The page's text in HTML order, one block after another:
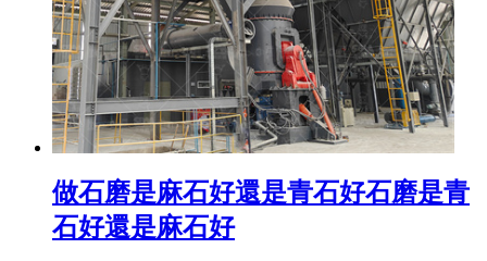
做石磨是麻石好還是青石好石磨是青
石好還是麻石好